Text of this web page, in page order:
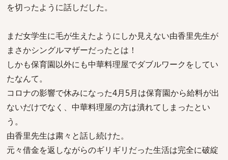
を切ったように話しだした。
まだ女学生に毛が生えたようにしか見えない由香里先生が
まさかシングルマザーだったとは！
しかも保育園以外にも中華料理屋でダブルワークをしてい
たなんて。
コロナの影響で休みになった4月5月は保育園から給料が出
ないだけでなく、中華料理屋の方は潰れてしまったとい
う。
由香里先生は粛々と話し続けた。
元々借金を返しながらのギリギリだった生活は完全に破綻